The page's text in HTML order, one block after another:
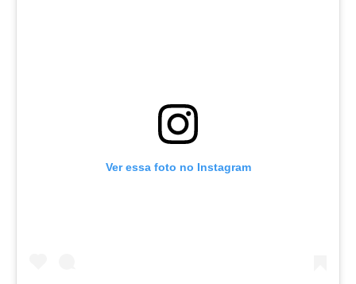
Ver essa foto no Instagram